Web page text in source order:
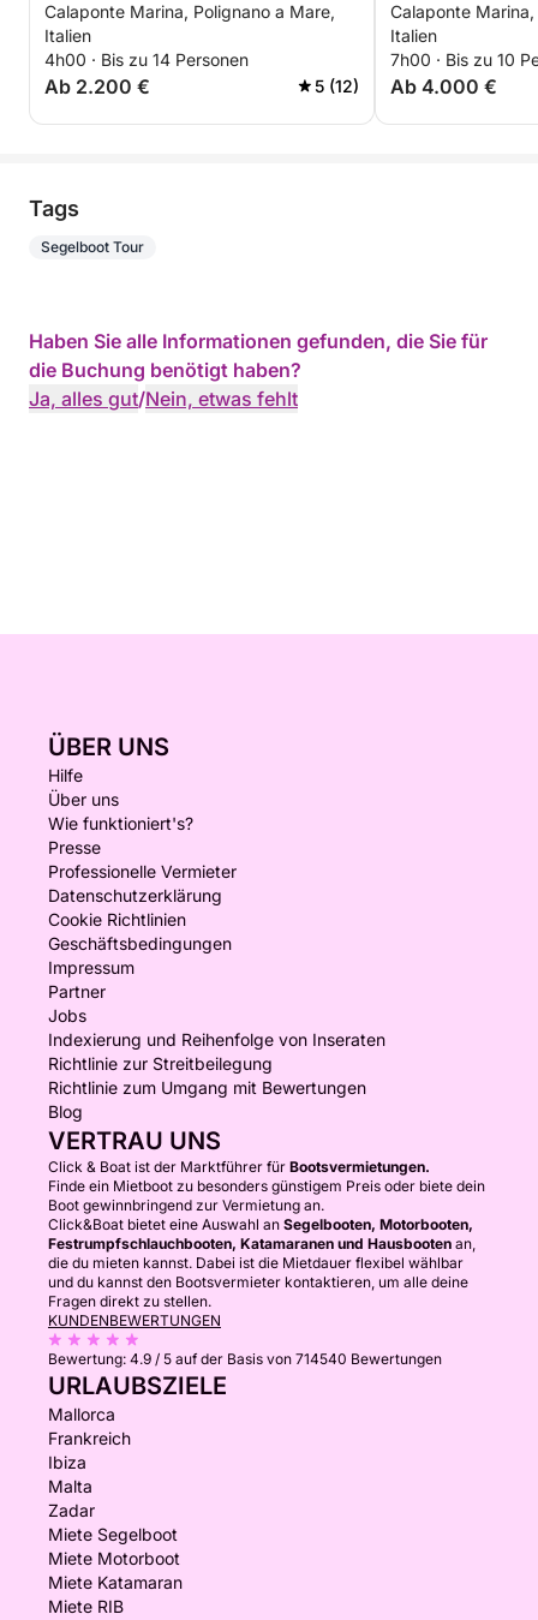
Polignano und Monopoli
Calaponte Marina, Polignano a Mare,
Italien
4h00 · Bis zu 14 Personen
Ab 2.200 € 5 (12)
Boot aus: „Das
Calaponte
Italien
7h00 · Bis zu 10
Ab 4.000 €
Tags
Segelboot Tour
Haben Sie alle Informationen gefunden, die Sie für
die Buchung benötigt haben?
Ja, alles gut/Nein, etwas fehlt
ÜBER UNS
Hilfe
Über uns
Wie funktioniert's?
Presse
Professionelle Vermieter
Datenschutzerklärung
Cookie Richtlinien
Geschäftsbedingungen
Impressum
Partner
Jobs
Indexierung und Reihenfolge von Inseraten
Richtlinie zur Streitbeilegung
Richtlinie zum Umgang mit Bewertungen
Blog
VERTRAU UNS
Click & Boat ist der Marktführer für Bootsvermietungen.
Finde ein Mietboot zu besonders günstigem Preis oder biete dein
Boot gewinnbringend zur Vermietung an.
Click&Boat bietet eine Auswahl an Segelbooten, Motorbooten,
Festrumpfschlauchbooten, Katamaranen und Hausbooten an,
die du mieten kannst. Dabei ist die Mietdauer flexibel wählbar
und du kannst den Bootsvermieter kontaktieren, um alle deine
Fragen direkt zu stellen.
KUNDENBEWERTUNGEN
Bewertung: 4.9 / 5 auf der Basis von 714540 Bewertungen
URLAUBSZIELE
Mallorca
Frankreich
Ibiza
Malta
Zadar
Miete Segelboot
Miete Motorboot
Miete Katamaran
Miete RIB